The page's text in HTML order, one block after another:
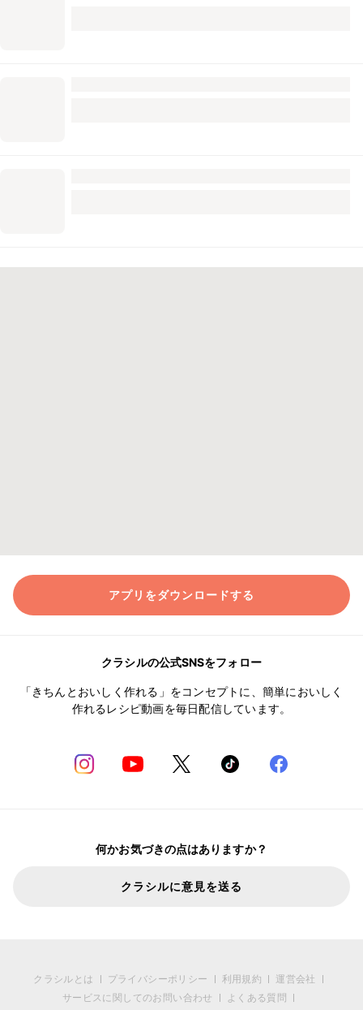
アプリをダウンロードする
クラシルの公式SNSをフォロー
「きちんとおいしく作れる」をコンセプトに、簡単においしく
作れるレシピ動画を毎日配信しています。
何かお気づきの点はありますか？
クラシルに意見を送る
クラシルとは プライバシーポリシー 利用規約
運営会社
サービスに関してのお問い合わせ
よくある質問